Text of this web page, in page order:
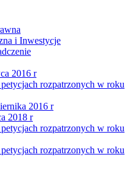
i Inwestycje
2016 r
rozpatrzonych w roku
2016 r
2018 r
rozpatrzonych w roku
rozpatrzonych w roku